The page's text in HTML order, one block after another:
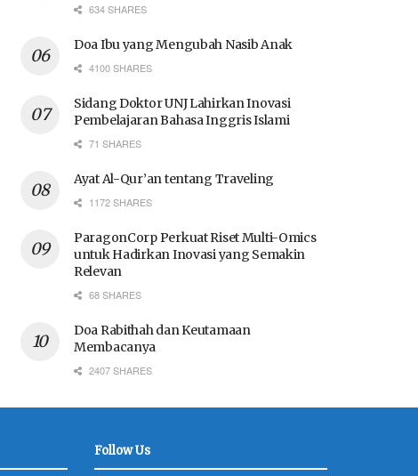
634 SHARES
Doa Ibu yang Mengubah Nasib Anak
4100 SHARES
Sidang Doktor UNJ Lahirkan Inovasi
Pembelajaran Bahasa Inggris Islami
71 SHARES
Ayat Al-Qur’an tentang Traveling
1172 SHARES
ParagonCorp Perkuat Riset Multi-Omics
untuk Hadirkan Inovasi yang Semakin
Relevan
68 SHARES
Doa Rabithah dan Keutamaan
Membacanya
2407 SHARES
Follow Us